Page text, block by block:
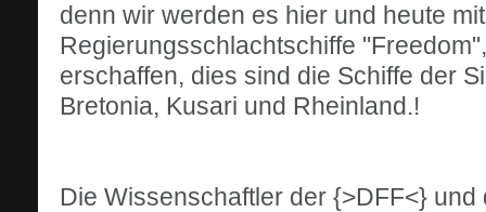
denn wir werden es hier und heute
Regierungsschlachtschiffe
erschaffen, dies sind die Schiffe der
Bretonia, Kusari und Rheinland.!
Die Wissenschaftler der {>DFF<}